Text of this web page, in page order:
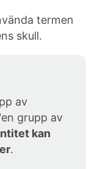
termen
skull.
av
grupp av
kan
.